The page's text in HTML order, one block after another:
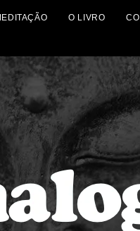
O LIVRO